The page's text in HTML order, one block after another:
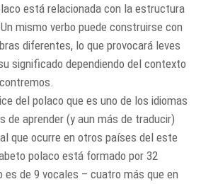
está relacionada con la estructura
mismo verbo puede construirse con
diferentes, lo que provocará leves
significado dependiendo del contexto
del polaco que es uno de los idiomas
de aprender (y aun más de traducir)
que ocurre en otros países del este
polaco está formado por 32
es de 9 vocales – cuatro más que en